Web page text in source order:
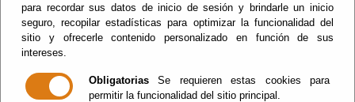
para recordar sus datos de inicio de sesión y brindarle un inicio
seguro, recopilar estadísticas para optimizar la funcionalidad del
sitio y ofrecerle contenido personalizado en función de sus
intereses.
Obligatorias Se requieren estas cookies para
permitir la funcionalidad del sitio principal.
Inicio